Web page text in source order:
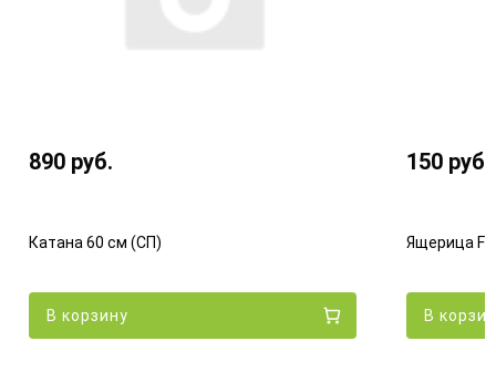
890 руб.
Катана 60 см (СП)
В корзину
150 руб.
Ящерица
В